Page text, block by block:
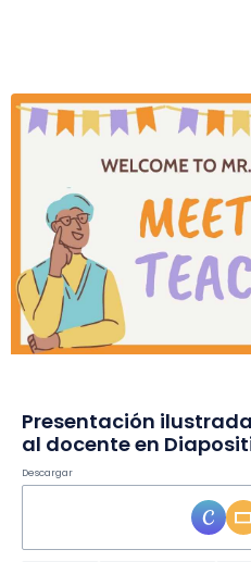
Presentación
al docente en
Descargar